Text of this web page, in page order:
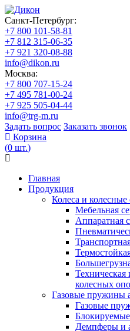
Санкт-Петербург:
+7 800 101-58-81
+7 812 315-06-35
+7 921 320-08-88
info@dikon.ru
Москва:
+7 800 707-15-24
+7 495 781-00-24
+7 925 505-04-44
info@trg-m.ru
Задать вопрос Заказать звонок
Корзина
(0 шт.)
Главная
Продукция
Колеса и
Мебельная
Аппаратная
колесных
Газовые пружины
Газовые
Демпферы и